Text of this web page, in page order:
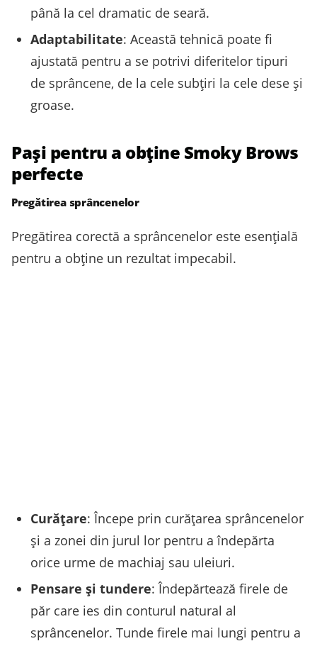
până la cel dramatic de seară.
Adaptabilitate: Această tehnică poate fi
ajustată pentru a se potrivi diferitelor tipuri
de sprâncene, de la cele subțiri la cele dese și
groase.
Pași pentru a obține Smoky Brows
perfecte
Pregătirea sprâncenelor
Pregătirea corectă a sprâncenelor este esențială
pentru a obține un rezultat impecabil.
Curățare: Începe prin curățarea sprâncenelor
și a zonei din jurul lor pentru a îndepărta
orice urme de machiaj sau uleiuri.
Pensare și tundere: Îndepărtează firele de
păr care ies din conturul natural al
sprâncenelor. Tunde firele mai lungi pentru a